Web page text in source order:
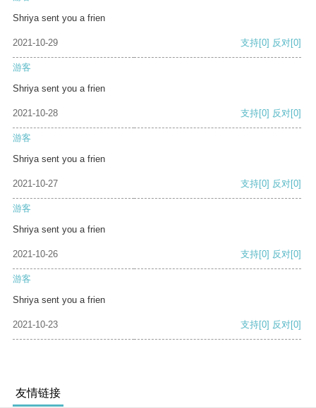
Shriya sent you a frien
2021-10-29 支持[0] 反对[0]
游客
Shriya sent you a frien
2021-10-28 支持[0] 反对[0]
游客
Shriya sent you a frien
2021-10-27 支持[0] 反对[0]
游客
Shriya sent you a frien
2021-10-26 支持[0] 反对[0]
游客
Shriya sent you a frien
2021-10-23 支持[0] 反对[0]
友情链接